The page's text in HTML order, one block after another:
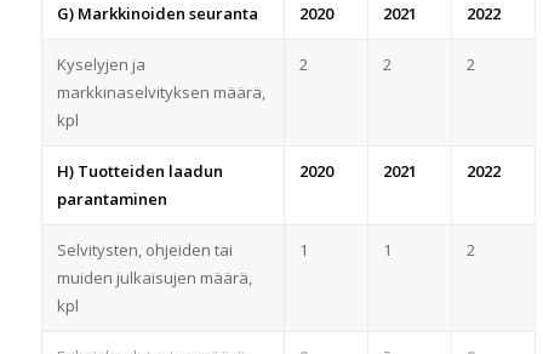
G) Markkinoiden seuranta 2020 2021 2022
Kyselyjen ja
markkinaselvityksen määrä,
kpl
2 2 2
H) Tuotteiden laadun
parantaminen
2020 2021 2022
Selvitysten, ohjeiden tai
muiden julkaisujen määrä,
kpl
1 1 2